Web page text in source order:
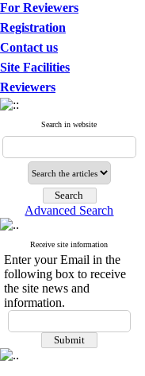
For Reviewers
Registration
Contact us
Site Facilities
Reviewers
Search in website
Advanced Search
Receive site information
Enter your Email in the
following box to receive
the site news and
information.